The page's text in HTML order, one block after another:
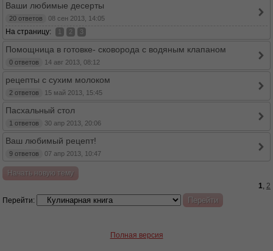
Ваши любимые десерты
20 ответов 08 сен 2013, 14:05
На страницу: 1 2 3
Помощница в готовке- сковорода с водяным клапаном
0 ответов 14 авг 2013, 08:12
рецепты с сухим молоком
2 ответов 15 май 2013, 15:45
Пасхальный стол
1 ответов 30 апр 2013, 20:06
Ваш любимый рецепт!
9 ответов 07 апр 2013, 10:47
Начать новую тему
1, 2
Перейти:
Полная версия